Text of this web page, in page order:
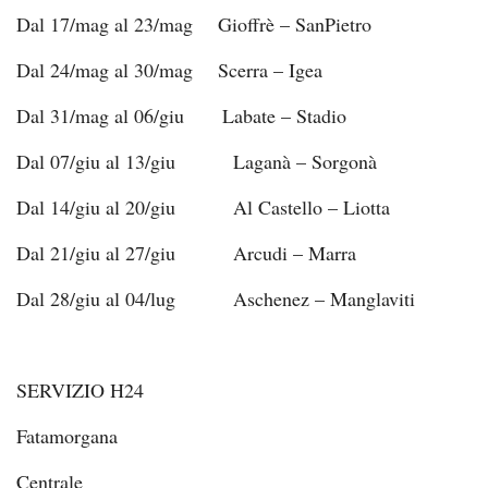
Dal 17/mag al 23/mag Gioffrè – SanPietro
Dal 24/mag al 30/mag Scerra – Igea
Dal 31/mag al 06/giu Labate – Stadio
Dal 07/giu al 13/giu Laganà – Sorgonà
Dal 14/giu al 20/giu Al Castello – Liotta
Dal 21/giu al 27/giu Arcudi – Marra
Dal 28/giu al 04/lug Aschenez – Manglaviti
SERVIZIO H24
Fatamorgana
Centrale